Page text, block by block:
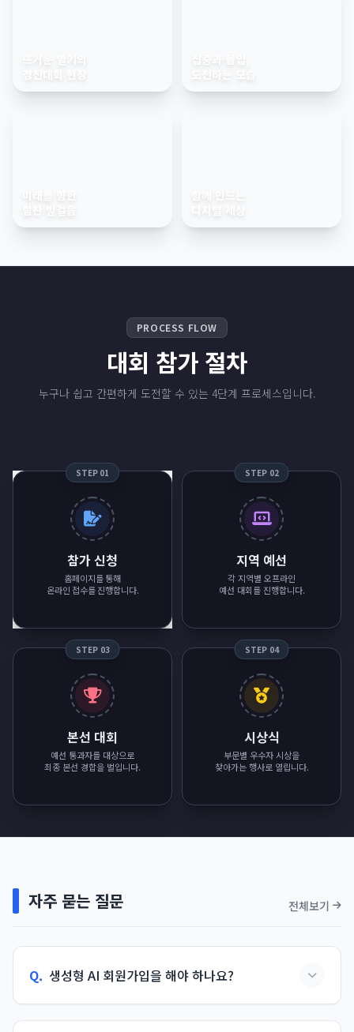
뜨거운 열기의
경진대회 현장
집중과 몰입,
미래를 향한
함께 만드는
PROCESS FLOW
대회 참가 절차
누구나 쉽고 간편하게 도전할 수 있는 4단계 프로세스입니다.
STEP 01
참가 신청
홈페이지를 통해
온라인 접수를 진행합니다.
STEP 02
지역 예선
각 지역별 오프라인
예선 대회를 진행합니다.
STEP 03
본선 대회
예선 통과자를 대상으로
최종 본선 경합을 벌입니다.
STEP 04
시상식
부문별 우수자 시상을
찾아가는 행사로 열립니다.
자주 묻는 질문 전체보기
Q. 생성형 AI 회원가입을 해야 하나요?